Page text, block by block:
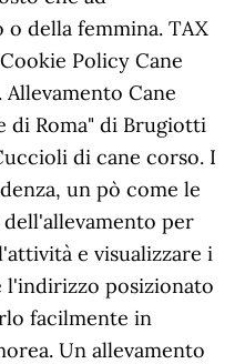
della femmina. TAX
Policy Cane
Cane
di Roma" di Brugiotti
di cane corso. I
un pò come le
per
e visualizzare i
posizionato
facilmente in
Un allevamento